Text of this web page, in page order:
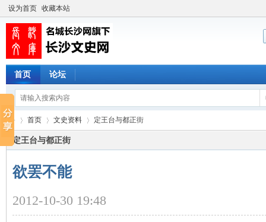
设为首页 收藏本站
首页 论坛
长 ›
首页
›
文史资料 定王台与都正街
定王台与都正街
欲罢不能
2012-10-30 19:48